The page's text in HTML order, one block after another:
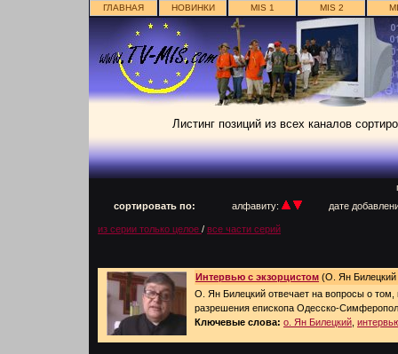
ГЛАВНАЯ НОВИНКИ MIS 1 MIS 2
Листинг позиций из всех каналов
сортировать по:
алфавиту: дате
из серии только целое / все части серий
Интервью с экзорцистом (О. Ян Билецкий
О. Ян Билецкий отвечает на вопросы о
разрешения епископа Одесско-
Ключевые слова: о. Ян Билецкий